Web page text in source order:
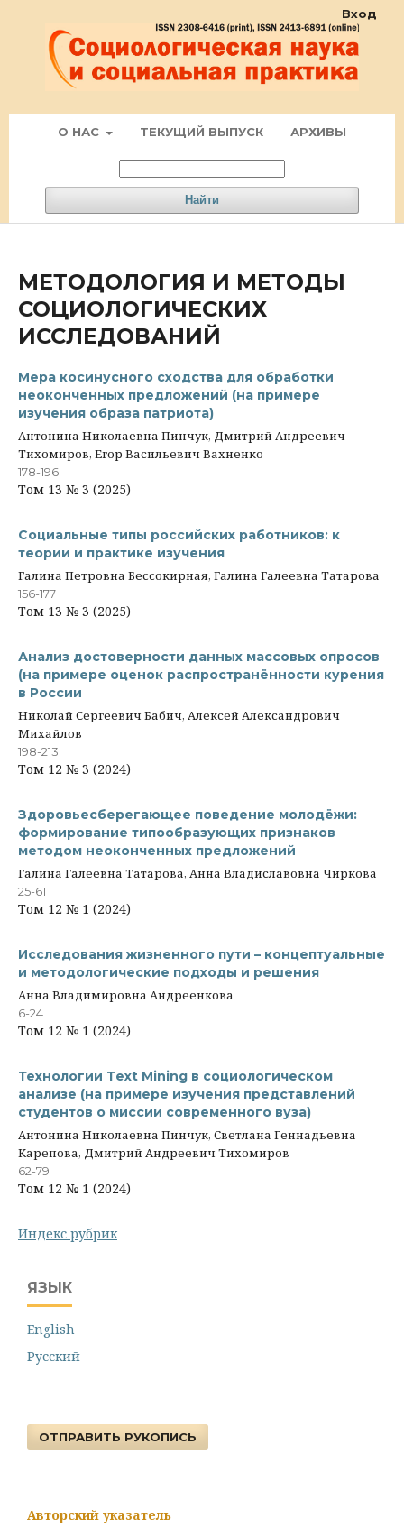
О НАС ТЕКУЩИЙ ВЫПУСК АРХИВЫ
Найти
Вход
МЕТОДОЛОГИЯ И МЕТОДЫ
СОЦИОЛОГИЧЕСКИХ
ИССЛЕДОВАНИЙ
Мера косинусного сходства для обработки
неоконченных предложений (на примере
изучения образа патриота)
Антонина Николаевна Пинчук, Дмитрий Андреевич
Тихомиров, Егор Васильевич Вахненко
178-196
Том 13 № 3 (2025)
Социальные типы российских работников: к
теории и практике изучения
Галина Петровна Бессокирная, Галина Галеевна Татарова
156-177
Том 13 № 3 (2025)
Анализ достоверности данных массовых опросов
(на примере оценок распространённости курения
в России
Николай Сергеевич Бабич, Алексей Александрович
Михайлов
198-213
Том 12 № 3 (2024)
Здоровьесберегающее поведение молодёжи:
формирование типообразующих признаков
методом неоконченных предложений
Галина Галеевна Татарова, Анна Владиславовна Чиркова
25-61
Том 12 № 1 (2024)
Исследования жизненного пути – концептуальные
и методологические подходы и решения
Анна Владимировна Андреенкова
6-24
Том 12 № 1 (2024)
Технологии Text Mining в социологическом
анализе (на примере изучения представлений
студентов о миссии современного вуза)
Антонина Николаевна Пинчук, Светлана Геннадьевна
Карепова, Дмитрий Андреевич Тихомиров
62-79
Том 12 № 1 (2024)
Индекс рубрик
ЯЗЫК
English
Русский
ОТПРАВИТЬ РУКОПИСЬ
Авторский указатель